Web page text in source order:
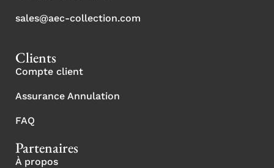
sales@aec-collection.com
Clients
Compte client
Assurance Annulation
FAQ
Partenaires
À propos